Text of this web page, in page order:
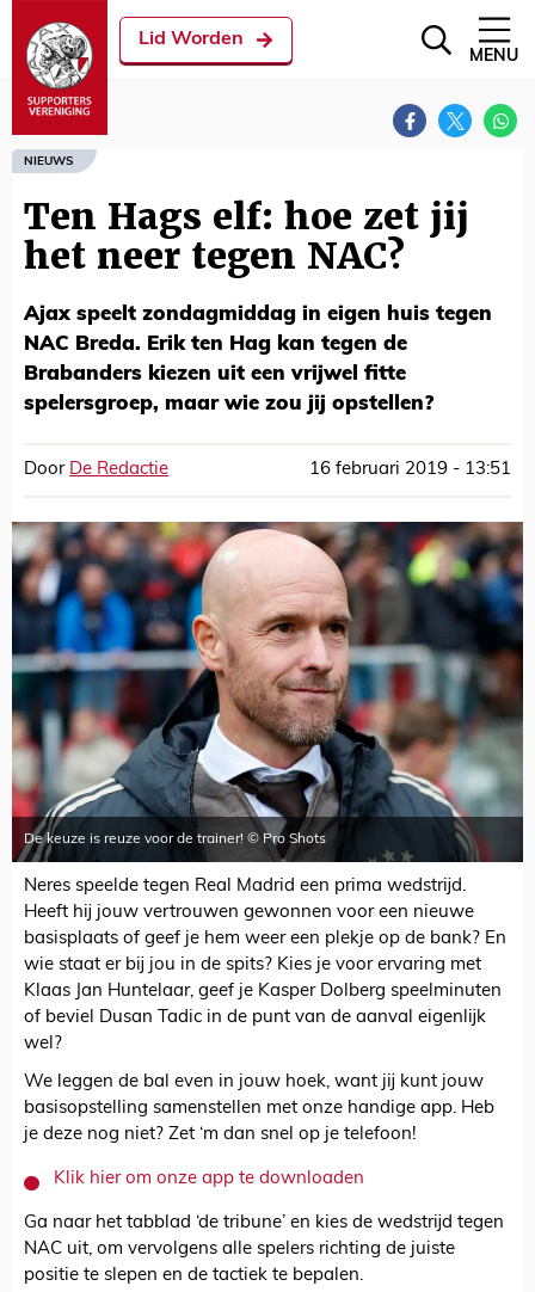
Lid Worden
MENU
NIEUWS
Ten Hags elf: hoe zet jij
het neer tegen NAC?
Ajax speelt zondagmiddag in eigen huis tegen
NAC Breda. Erik ten Hag kan tegen de
Brabanders kiezen uit een vrijwel fitte
spelersgroep, maar wie zou jij opstellen?
Door De Redactie 16 februari 2019 - 13:51
De keuze is reuze voor de trainer! © Pro Shots
Neres speelde tegen Real Madrid een prima wedstrijd.
Heeft hij jouw vertrouwen gewonnen voor een nieuwe
basisplaats of geef je hem weer een plekje op de bank? En
wie staat er bij jou in de spits? Kies je voor ervaring met
Klaas Jan Huntelaar, geef je Kasper Dolberg speelminuten
of beviel Dusan Tadic in de punt van de aanval eigenlijk
wel?
We leggen de bal even in jouw hoek, want jij kunt jouw
basisopstelling samenstellen met onze handige app. Heb
je deze nog niet? Zet ‘m dan snel op je telefoon!
Klik hier om onze app te downloaden
Ga naar het tabblad ‘de tribune’ en kies de wedstrijd tegen
NAC uit, om vervolgens alle spelers richting de juiste
positie te slepen en de tactiek te bepalen.